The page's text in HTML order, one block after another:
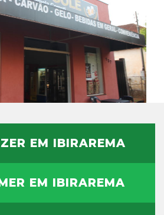
EM IBIRAREMA
EM IBIRAREMA